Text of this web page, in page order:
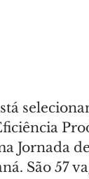
Jornada
São 57